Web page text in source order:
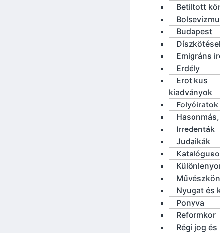
Betiltott
Budapest
Emigráns
Erdély
Erotikus
kiadványok
Folyóiratok
Irredenták
Judaikák
Nyugat és
Ponyva
Reformkor
Régi jog és